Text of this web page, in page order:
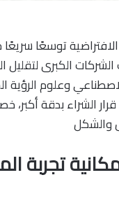
توسعًا
الشركات الكبرى
وعلوم
الشراء بدقة
والشكل
تجربة